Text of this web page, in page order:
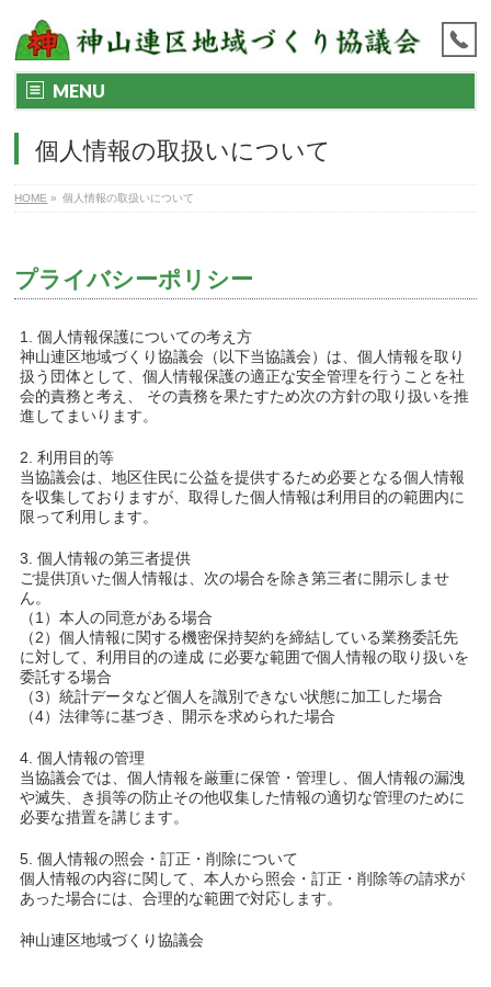
MENU
個人情報の取扱いについて
HOME » 個人情報の取扱いについて
プライバシーポリシー
1. 個人情報保護についての考え方
神山連区地域づくり協議会（以下当協議会）は、個人情報を取り
扱う団体として、個人情報保護の適正な安全管理を行うことを社
会的責務と考え、 その責務を果たすため次の方針の取り扱いを推
進してまいります。
2. 利用目的等
当協議会は、地区住民に公益を提供するため必要となる個人情報
を収集しており ますが、取得した個人情報は利用目的の範囲内に
限って利用します。
3. 個人情報の第三者提供
ご提供頂いた個人情報は、次の場合を除き第三者に開示しませ
ん。
（1）本人の同意がある場合
（2）個人情報に関する機密保持契約を締結している業務委託先
に対して、利用 目的の達成 に必要な範囲で個人情報の取り扱いを
委託する場合
（3）統計データなど個人を識別できない状態に加工した場合
（4）法律等に基づき、開示を求められた場合
4. 個人情報の管理
当協議会では、個人情報を厳重に保管・管理し、個人情報の漏洩
や滅失、き損等の防止その他収集した情報の適切な管理のために
必要な措置を講じます。
5. 個人情報の照会・訂正・削除について
個人情報の内容に関して、本人から照会・訂正・削除等の請求が
あった場合には、合理的な範囲で対応します。
神山連区地域づくり協議会